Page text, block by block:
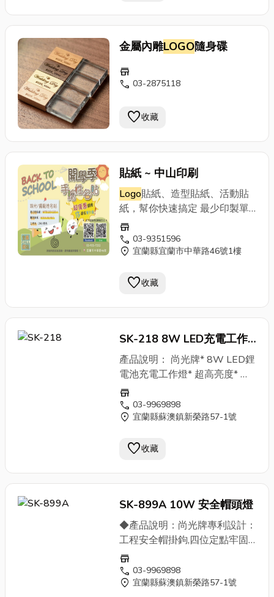
繪請連絡我們，我們會有專人服
飛鴿藝術彩繪3D彩繪,牆壁彩繪,
立體地畫 電話 : LINE-ID：
Li5228 / 0935-161555 住址
號6樓
金屬內雕LOGO隨身碟
store
call 03-2875118
favorite收藏
貼紙 ~ 中山印刷
Logo貼紙、造型貼紙、活動貼
紙，幫你快速搞定 最少印製單
位：1大張 印製時間：3~5個工
作天(少量可當天取件) 可選樣
式： 白銅貼紙上光上霧、珠光
光上霧、可再貼紙、標籤貼紙
給您快速優質的品質與服務，各
詢問喔
store
call 03-9351596
location_on 宜蘭縣宜蘭市中華路46號1樓
favorite收藏
SK-218 8W LED充電工作
燈
產品說明： 尚光牌* 8W LED鋰
電池充電工作燈* 超高亮度* 鋁
合金筒身材質設計* 金屬彎管便
於操作* 底部附強力磁鐵競爭特
點： 品質優良,交貨迅速,接受獨
小額訂單,接受原廠委託設計製
OEM關鍵字： 尚光牌8W LED
具,LED頭燈
store
call 03-9969898
location_on 宜蘭縣蘇澳鎮新榮路57-1號
favorite收藏
SK-899A 10W 安全帽頭燈
◆產品說明：尚光牌專利設計：
工程安全帽掛鉤,四位定點牢固
不鬆脫1. 光源：LED採用美國原
廠高品質亮度2. 使用時間約：
單顆電池全量約: 2.5小時／雙顆
store
call 03-9969898
location_on 宜蘭縣蘇澳鎮新榮路57-1號